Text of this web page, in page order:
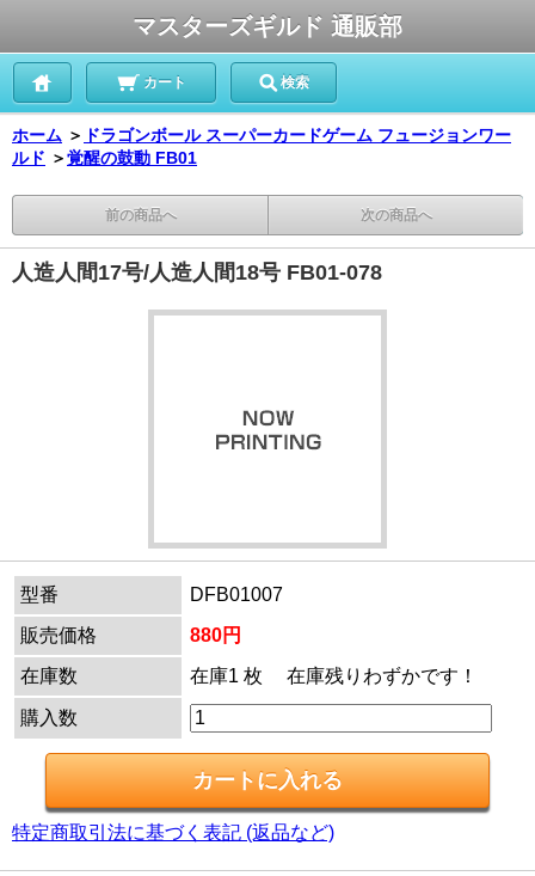
マスターズギルド 通販部
カート 検索
ホーム ＞ ドラゴンボール スーパーカードゲーム フュージョンワー
ルド ＞覚醒の鼓動 FB01
前の商品へ 次の商品へ
人造人間17号/人造人間18号 FB01-078
型番
DFB01007
販売価格
880円
在庫数
在庫1 枚 在庫残りわずかです！
購入数
特定商取引法に基づく表記 (返品など)